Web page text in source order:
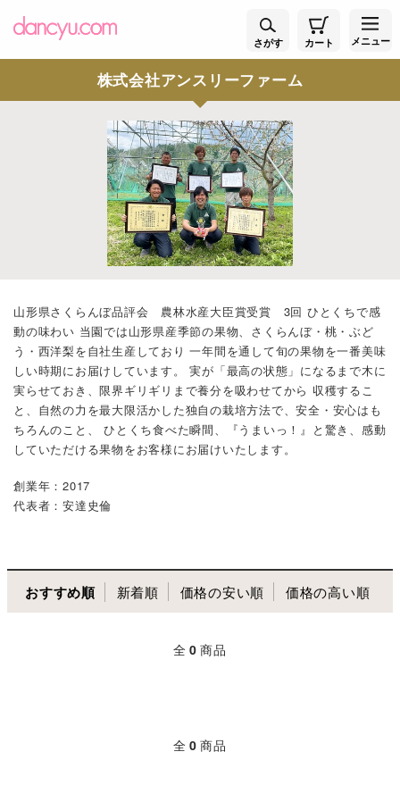
さがす カート メニュー
株式会社アンスリーファーム
山形県さくらんぼ品評会 農林水産大臣賞受賞 3回 ひとくちで感
動の味わい 当園では山形県産季節の果物、さくらんぼ・桃・ぶど
う・西洋梨を自社生産しており 一年間を通して旬の果物を一番美味
しい時期にお届けしています。 実が「最高の状態」になるまで木に
実らせておき、限界ギリギリまで養分を吸わせてから 収穫するこ
と、自然の力を最大限活かした独自の栽培方法で、安全・安心はも
ちろんのこと、 ひとくち食べた瞬間、『うまいっ！』と驚き、感動
していただける果物をお客様にお届けいたします。
創業年：2017
代表者：安達史倫
おすすめ順 新着順 価格の安い順 価格の高い順
全 0 商品
全 0 商品